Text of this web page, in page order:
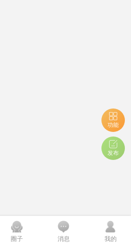
功能
发布
圈子 消息 我的